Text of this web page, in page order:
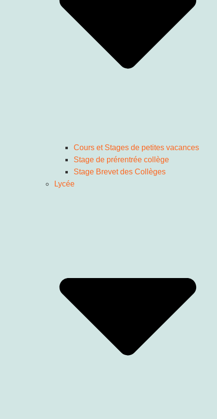
Cours et Stages de petites vacances
Stage de prérentrée collège
Stage Brevet des Collèges
Lycée